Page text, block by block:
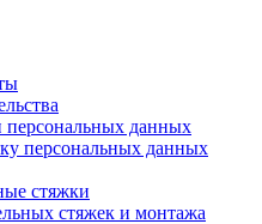
персональных данных
персональных данных
стяжки
стяжек и монтажа